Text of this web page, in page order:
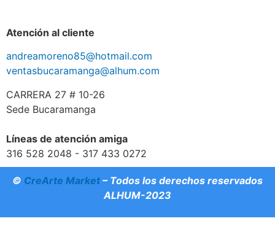
Atención al cliente
andreamoreno85@hotmail.com
ventasbucaramanga@alhum.com
CARRERA 27 # 10-26
Sede Bucaramanga
Líneas de atención amiga
316 528 2048 - 317 433 0272
© CreArte Market – Todos los derechos reservados
ALHUM-2023